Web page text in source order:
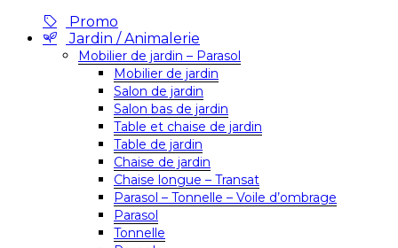
Promo
Jardin / Animalerie
Mobilier de jardin – Parasol
Mobilier de jardin
Salon de jardin
Salon bas de jardin
Table et chaise de jardin
Table de jardin
Chaise de jardin
Chaise longue – Transat
Parasol – Tonnelle – Voile d’ombrage
Parasol
Tonnelle